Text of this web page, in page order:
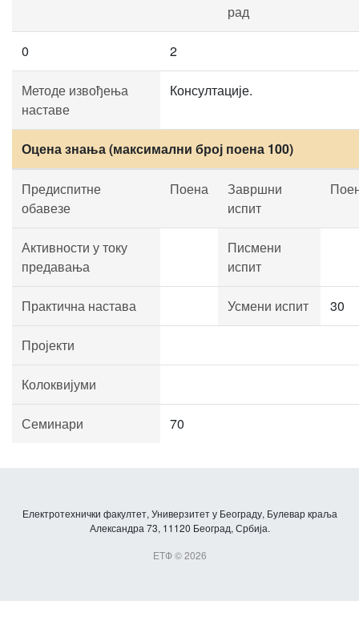
рад
0 2
Методе извођења
наставе
Консултације.
Оцена знања (максимални број поена 100)
Предиспитне
обавезе
Поена
Завршни
испит
Активности у току
предавања
Писмени
испит
Практична настава Усмени испит 30
Пројекти
Колоквијуми
Семинари 70
Електротехнички факултет, Универзитет у Београду, Булевар краља
Александра 73, 11120 Београд, Србија.
ЕТФ © 2026